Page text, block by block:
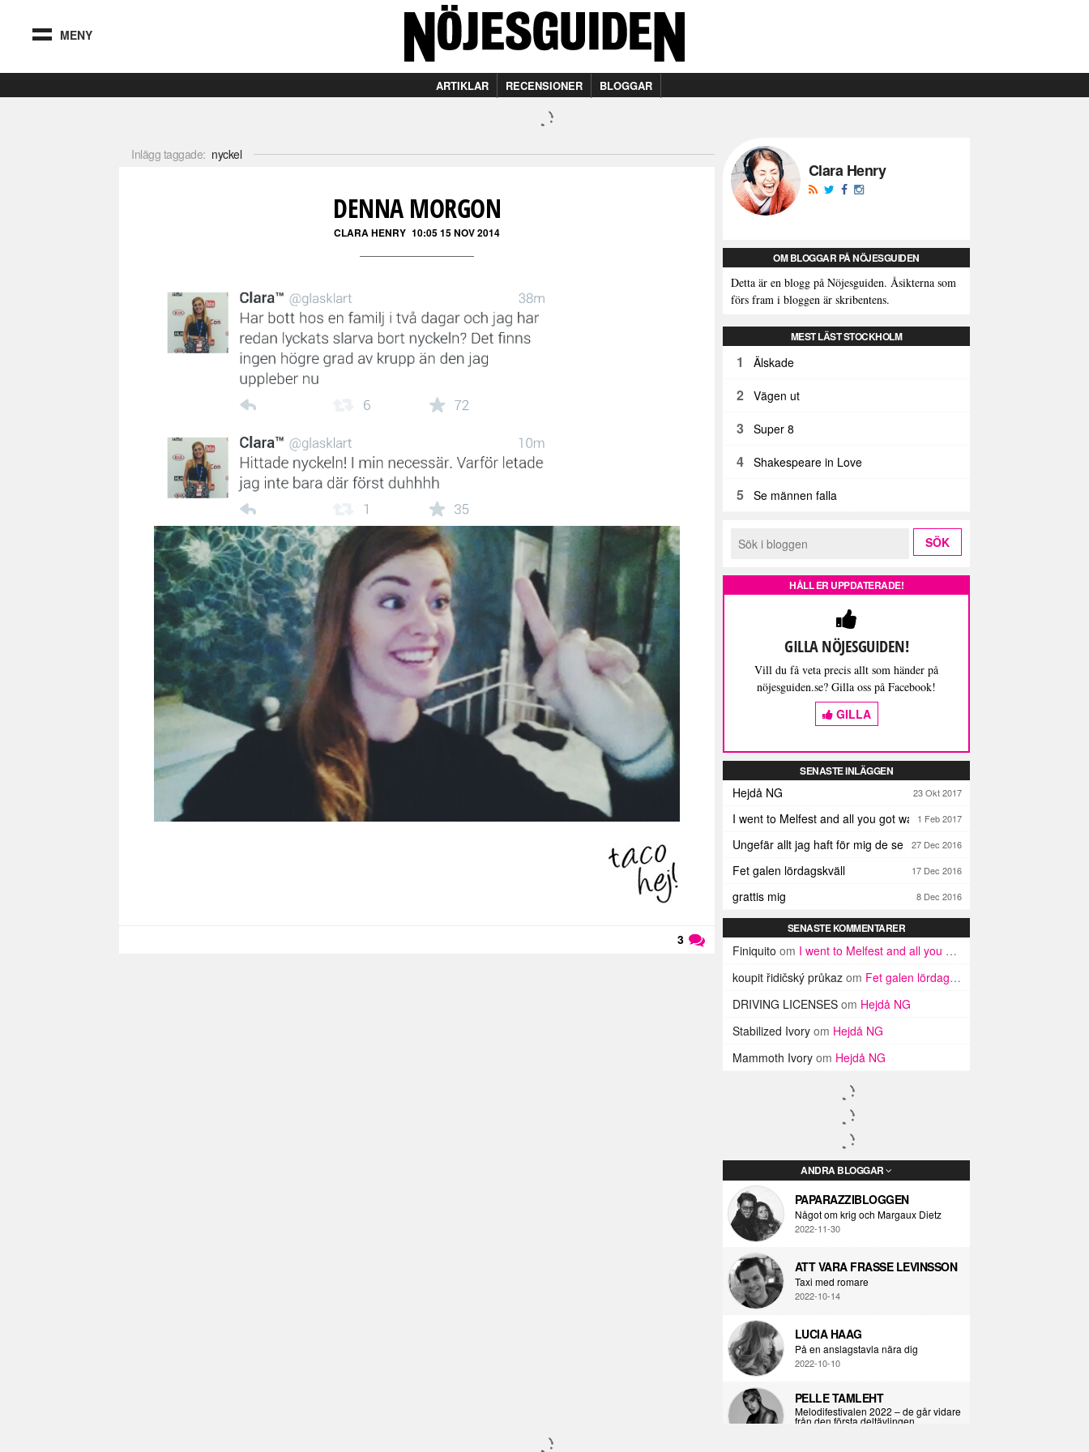
MENY
ARTIKLAR RECENSIONER BLOGGAR
Inlägg taggade: nyckel
DENNA MORGON
CLARA HENRY 10:05 15 NOV 2014
3
Clara Henry
OM BLOGGAR PÅ NÖJESGUIDEN
Detta är en blogg på Nöjesguiden. Åsikterna som
förs fram i bloggen är skribentens.
MEST LÄST STOCKHOLM
1 Älskade
2 Vägen ut
3 Super 8
4 Shakespeare in Love
5 Se männen falla
HÅLL ER UPPDATERADE!
GILLA NÖJESGUIDEN!
Vill du få veta precis allt som händer på
nöjesguiden.se? Gilla oss på Facebook!
GILLA
SENASTE INLÄGGEN
Hejdå NG 23 Okt 2017
I went to Melfest and all you got was three lousy selfies
1 Feb 2017
Ungefär allt jag haft för mig de senaste dagarna
27 Dec 2016
Fet galen lördagskväll 17 Dec 2016
grattis mig 8 Dec 2016
SENASTE KOMMENTARER
Finiquito om I went to Melfest and all you got was three lousy selfies
koupit řidičský průkaz om Fet galen lördagskväll
DRIVING LICENSES om Hejdå NG
Stabilized Ivory om Hejdå NG
Mammoth Ivory om Hejdå NG
ANDRA BLOGGAR
PAPARAZZIBLOGGEN
Något om krig och Margaux Dietz
2022-11-30
ATT VARA FRASSE LEVINSSON
Taxi med romare
2022-10-14
LUCIA HAAG
På en anslagstavla nära dig
2022-10-10
PELLE TAMLEHT
Melodifestivalen 2022 – de går vidare
från den första deltävlingen